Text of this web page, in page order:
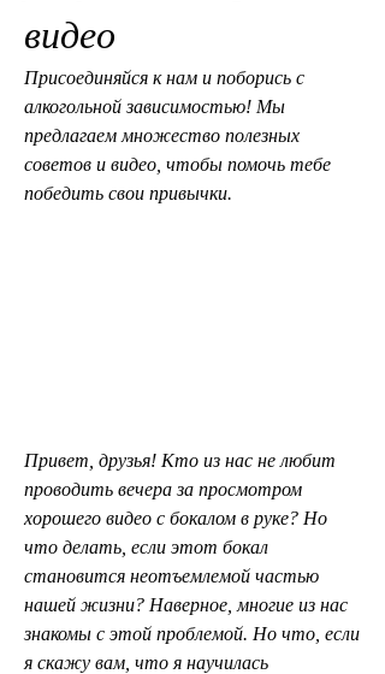
видео
Присоединяйся к нам и поборись с
алкогольной зависимостью! Мы
предлагаем множество полезных
советов и видео, чтобы помочь тебе
победить свои привычки.
Привет, друзья! Кто из нас не любит
проводить вечера за просмотром
хорошего видео с бокалом в руке? Но
что делать, если этот бокал
становится неотъемлемой частью
нашей жизни? Наверное, многие из нас
знакомы с этой проблемой. Но что, если
я скажу вам, что я научилась